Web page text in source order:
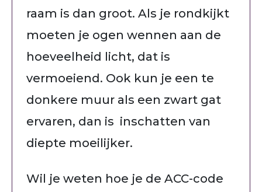
raam is dan groot. Als je rondkijkt
moeten je ogen wennen aan de
hoeveelheid licht, dat is
vermoeiend. Ook kun je een te
donkere muur als een zwart gat
ervaren, dan is inschatten van
diepte moeilijker.
Wil je weten hoe je de ACC-code